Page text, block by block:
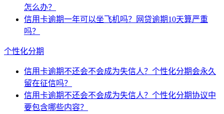
怎么办？
信用卡逾期一年可以坐飞机吗？网贷逾期10天算严重
吗？
个性化分期
信用卡逾期不还会不会成为失信人？个性化分期会永久
留在征信吗？
信用卡逾期不还会不会成为失信人？个性化分期协议中
要包含哪些内容？